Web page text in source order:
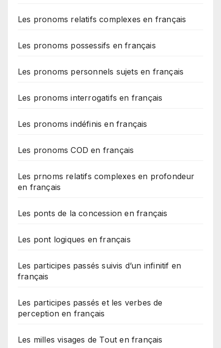
Les pronoms relatifs complexes en français
Les pronoms possessifs en français
Les pronoms personnels sujets en français
Les pronoms interrogatifs en français
Les pronoms indéfinis en français
Les pronoms COD en français
Les prnoms relatifs complexes en profondeur
en français
Les ponts de la concession en français
Les pont logiques en français
Les participes passés suivis d’un infinitif en
français
Les participes passés et les verbes de
perception en français
Les milles visages de Tout en français